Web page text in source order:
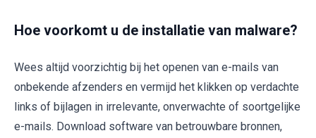
Hoe voorkomt u de installatie van malware?
Wees altijd voorzichtig bij het openen van e-mails van
onbekende afzenders en vermijd het klikken op verdachte
links of bijlagen in irrelevante, onverwachte of soortgelijke
e-mails. Download software van betrouwbare bronnen,